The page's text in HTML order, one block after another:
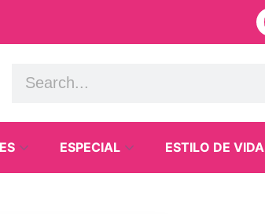
ESPECIAL ESTILO DE VIDA